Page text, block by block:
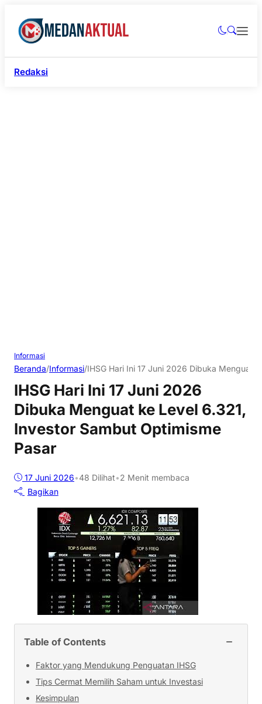
Redaksi
Informasi
Beranda/Informasi/IHSG Hari Ini 17 Juni 2026 Dibuka Menguat
IHSG Hari Ini 17 Juni 2026
Dibuka Menguat ke Level 6.321,
Investor Sambut Optimisme
Pasar
17 Juni 2026•48 Dilihat•2 Menit membaca
Bagikan
Table of Contents −
Faktor yang Mendukung Penguatan IHSG
Tips Cermat Memilih Saham untuk Investasi
Kesimpulan